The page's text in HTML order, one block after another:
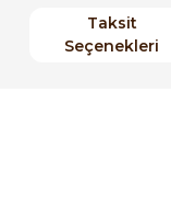
Taksit
Seçenekleri